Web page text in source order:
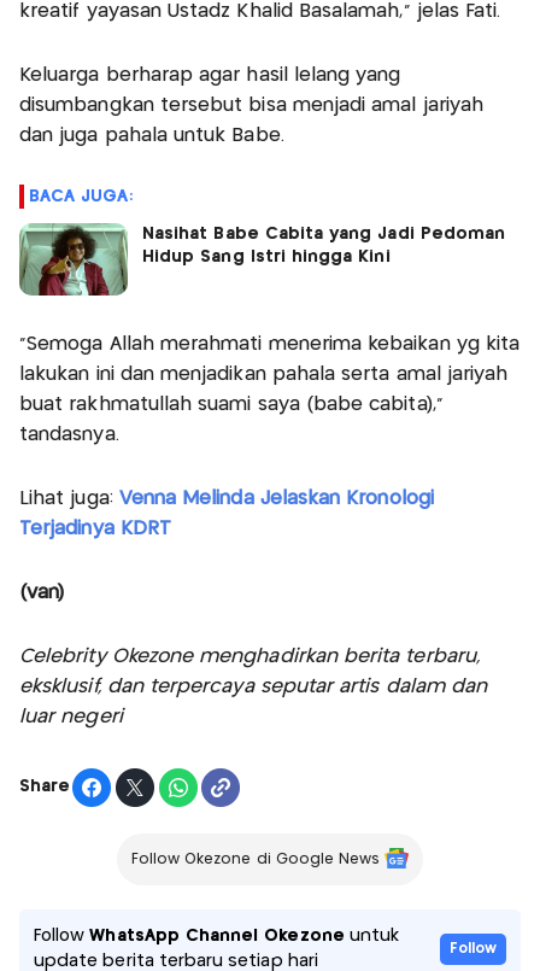
kreatif yayasan Ustadz Khalid Basalamah," jelas Fati.
Keluarga berharap agar hasil lelang yang
disumbangkan tersebut bisa menjadi amal jariyah
dan juga pahala untuk Babe.
BACA JUGA:
Nasihat Babe Cabita yang Jadi Pedoman
Hidup Sang Istri hingga Kini
"Semoga Allah merahmati menerima kebaikan yg kita
lakukan ini dan menjadikan pahala serta amal jariyah
buat rakhmatullah suami saya (babe cabita),"
tandasnya.
Lihat juga: Venna Melinda Jelaskan Kronologi
Terjadinya KDRT
(van)
Celebrity Okezone menghadirkan berita terbaru,
eksklusif, dan terpercaya seputar artis dalam dan
luar negeri
Share
Follow Okezone di Google News
FollowWhatsApp Channel Okezone untuk
update berita terbaru setiap hari
Follow